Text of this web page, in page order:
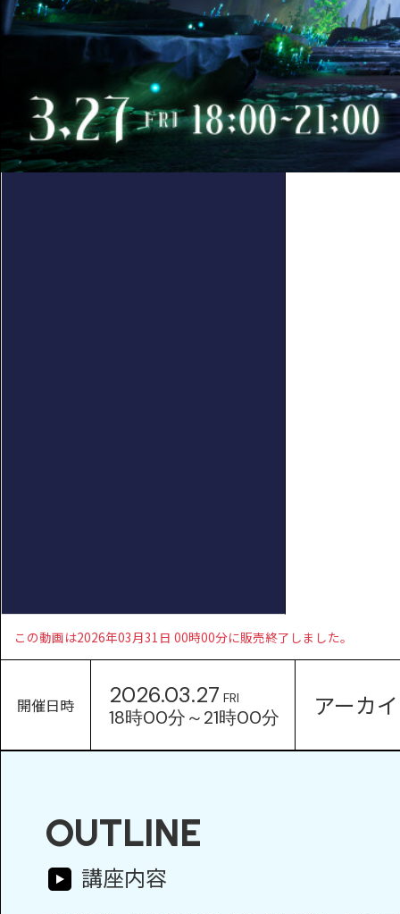
この動画は2026年03月31日 00時00分に販売終了しました。
開催日時 2026.03.27 FRI
18時00分～21時00分 アーカ
OUTLINE
講座内容